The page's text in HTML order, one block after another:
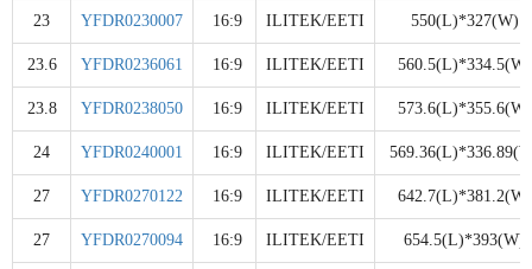
23 YFDR0230007 16:9 ILITEK/EETI 550(L)*327(W)
23.6 YFDR0236061 16:9 ILITEK/EETI 560.5(L)*334.5(W)
23.8 YFDR0238050 16:9 ILITEK/EETI 573.6(L)*355.6(W)
24 YFDR0240001 16:9 ILITEK/EETI
27 YFDR0270122 16:9 ILITEK/EETI 642.7(L)*381.2(W)
27 YFDR0270094 16:9 ILITEK/EETI 654.5(L)*393(W)